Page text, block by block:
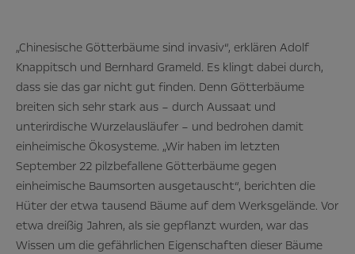
„Chinesische Götterbäume sind invasiv“, erklären Adolf
Knappitsch und Bernhard Grameld. Es klingt dabei durch,
dass sie das gar nicht gut finden. Denn Götterbäume
breiten sich sehr stark aus – durch Aussaat und
unterirdische Wurzelausläufer – und bedrohen damit
einheimische Ökosysteme. „Wir haben im letzten
September 22 pilzbefallene Götterbäume gegen
einheimische Baumsorten ausgetauscht“, berichten die
Hüter der etwa tausend Bäume auf dem Werksgelände. Vor
etwa dreißig Jahren, als sie gepflanzt wurden, war das
Wissen um die gefährlichen Eigenschaften dieser Bäume